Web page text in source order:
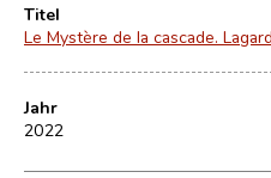
Titel
Le Mystère de la cascade.
Jahr
2022